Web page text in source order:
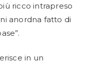
ricco intrapreso
anordna fatto di
in un